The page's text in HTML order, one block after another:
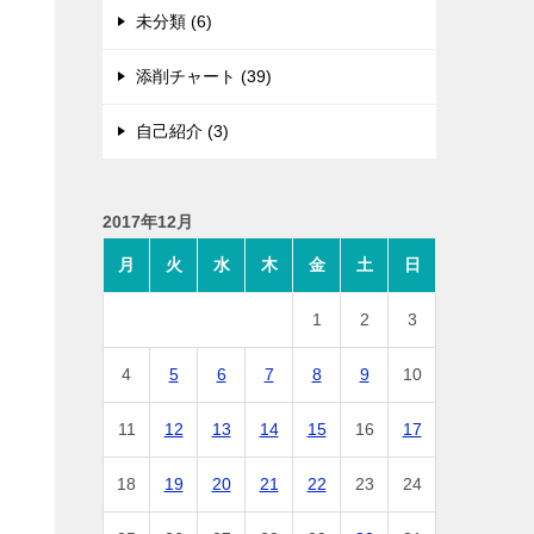
未分類 (6)
添削チャート (39)
自己紹介 (3)
2017年12月
月 火 水 木 金 土 日
1 2 3
4 5 6 7 8 9 10
11 12 13 14 15 16 17
18 19 20 21 22 23 24